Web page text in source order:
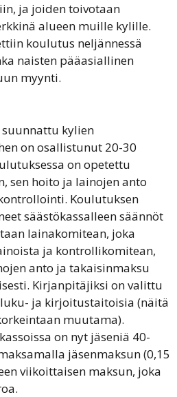
ja joiden toivotaan
alueen muille kylille.
koulutus neljännessä
naisten pääasiallinen
myynti.
kylien
on osallistunut 20-30
on opetettu
sen hoito ja lainojen anto
Koulutuksen
säästökassalleen säännöt
lainakomitean, joka
ja kontrollikomitean,
anto ja takaisinmaksu
Kirjanpitäjiksi on valittu
ja kirjoitustaitoisia (näitä
muutama).
on nyt jäseniä 40-
jäsenmaksun (0,15
viikoittaisen maksun, joka